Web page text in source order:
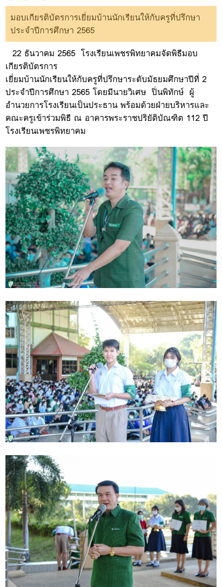
มอบเกียรติบัตรการเยี่ยมบ้านนักเรียนให้กับครูที่ปรึกษา
ประจำปีการศึกษา 2565
22 ธันวาคม 2565 โรงเรียนเพชรพิทยาคมจัดพิธีมอบ
เกียรติบัตรการ
เยี่ยมบ้านนักเรียนให้กับครูที่ปรึกษาระดับมัธยมศึกษาปีที่ 2
ประจำปีการศึกษา 2565 โดยมีนายวิเศษ ปิ่นพิทักษ์ ผู้
อำนวยการโรงเรียนเป็นประธาน พร้อมด้วยฝ่ายบริหารและ
คณะครูเข้าร่วมพิธี ณ อาคารพระราชปริยัติบัณฑิต 112 ปี
โรงเรียนเพชรพิทยาคม